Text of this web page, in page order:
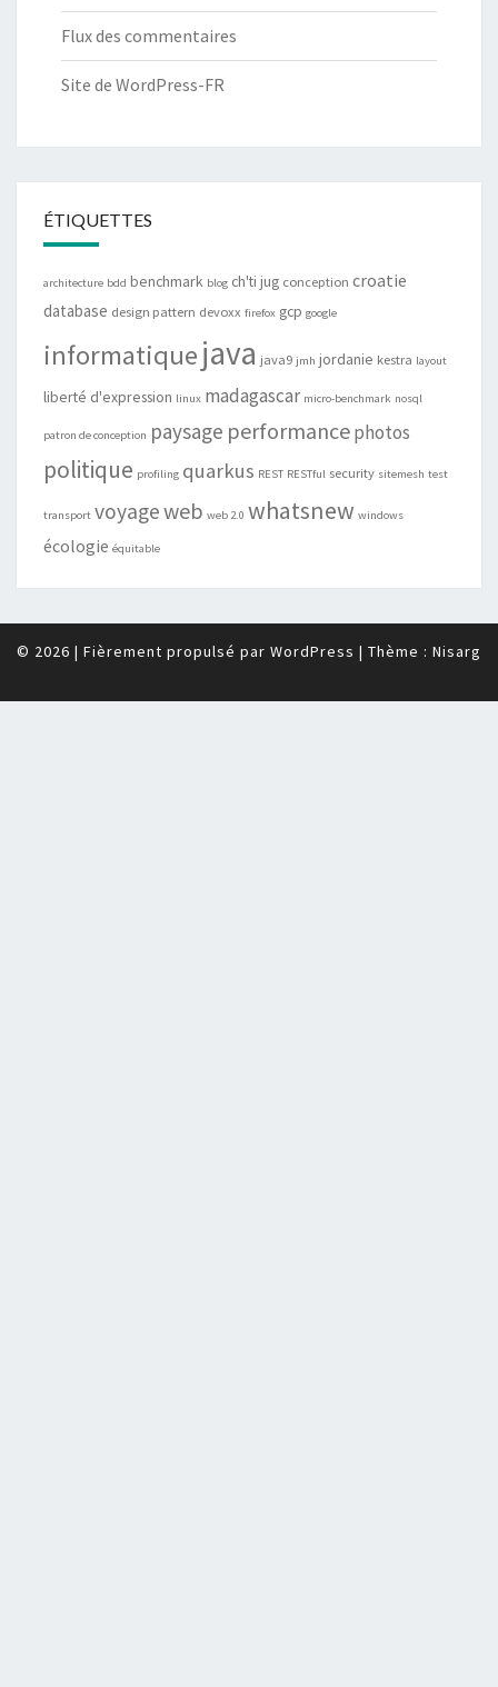
Flux des commentaires
Site de WordPress-FR
ÉTIQUETTES
architecture bdd benchmark blog ch'ti jug conception croatie
database design pattern devoxx firefox gcp google
informatiquejava java9 jmh jordanie kestra layout
liberté d'expression linux madagascar micro-benchmark nosql
patron de conception paysage performancephotos
politique profiling quarkus REST RESTful security sitemesh test
transport voyageweb web 2.0 whatsnew windows
écologie équitable
© 2026 | Fièrement propulsé par WordPress | Thème : Nisarg